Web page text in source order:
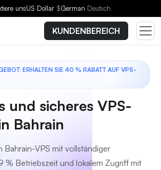
unsUS Dollar $German Deutsch
KUNDENBEREICH
ERHALTEN SIE 40 % RABATT AUF VPS-
und sicheres VPS-
Bahrain
Bahrain-VPS mit vollständiger
% Betriebszeit und lokalem Zugriff mit